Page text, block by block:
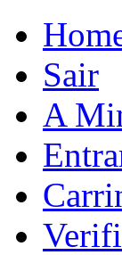
Sair
A